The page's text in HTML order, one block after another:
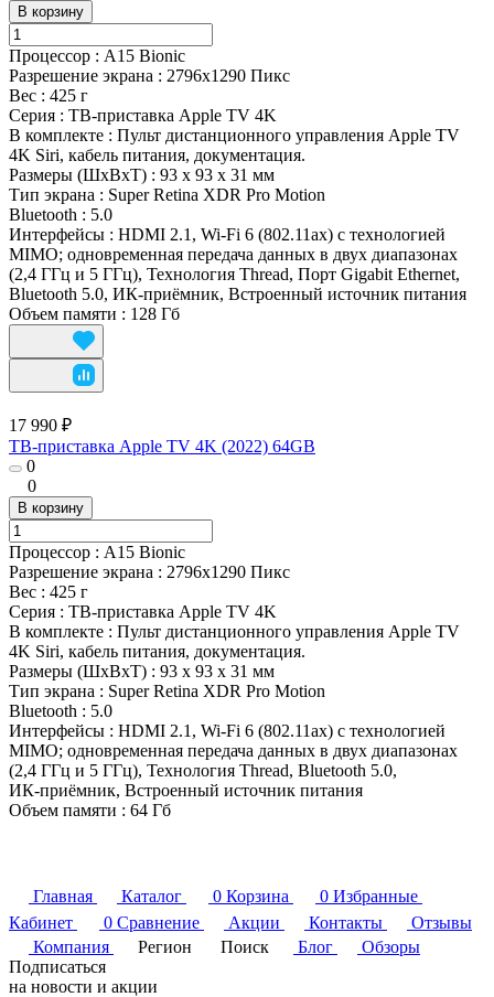
В корзину
Процессор : A15 Bionic
Разрешение экрана : 2796x1290 Пикс
Вес : 425 г
Серия : ТВ-приставка Apple TV 4K
В комплекте : Пульт дистанционного управления Apple TV
4K Siri, кабель питания, документация.
Размеры (ШxВxТ) : 93 х 93 х 31 мм
Тип экрана : Super Retina XDR Pro Motion
Bluetooth : 5.0
Интерфейсы : HDMI 2.1, Wi‑Fi 6 (802.11ax) с технологией
MIMO; одновременная передача данных в двух диапазонах
(2,4 ГГц и 5 ГГц), Технология Thread, Порт Gigabit Ethernet,
Bluetooth 5.0, ИК‑приёмник, Встроенный источник питания
Объем памяти : 128 Гб
17 990 ₽
ТВ-приставка Apple TV 4K (2022) 64GB
0
0
В корзину
Процессор : A15 Bionic
Разрешение экрана : 2796x1290 Пикс
Вес : 425 г
Серия : ТВ-приставка Apple TV 4K
В комплекте : Пульт дистанционного управления Apple TV
4K Siri, кабель питания, документация.
Размеры (ШxВxТ) : 93 х 93 х 31 мм
Тип экрана : Super Retina XDR Pro Motion
Bluetooth : 5.0
Интерфейсы : HDMI 2.1, Wi‑Fi 6 (802.11ax) с технологией
MIMO; одновременная передача данных в двух диапазонах
(2,4 ГГц и 5 ГГц), Технология Thread, Bluetooth 5.0,
ИК‑приёмник, Встроенный источник питания
Объем памяти : 64 Гб
Главная Каталог 0 Корзина 0 Избранные
Кабинет
0 Сравнение Акции Контакты
Отзывы
Компания
Регион Поиск Блог
Обзоры
Подписаться
на новости и акции